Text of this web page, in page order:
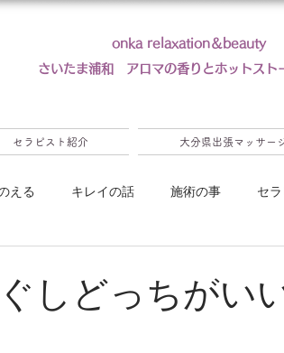
onka relaxation＆beauty
さいたま浦和 アロマの香りとホットスト
セラピスト紹介 大分県出張マッサー
える キレイの話 施術の事 セ
しどっちがい